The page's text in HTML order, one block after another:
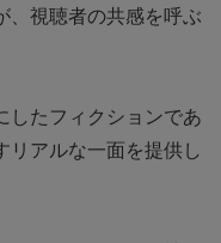
、視聴者の共感を呼ぶ
したフィクションであ
リアルな一面を提供し